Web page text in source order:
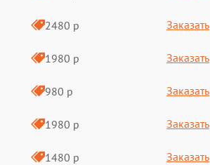
2480 р Заказать
1980 р Заказать
980 р Заказать
1980 р Заказать
1480 р Заказать